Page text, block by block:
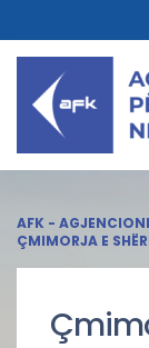
AFK -
ÇMIMORJA E